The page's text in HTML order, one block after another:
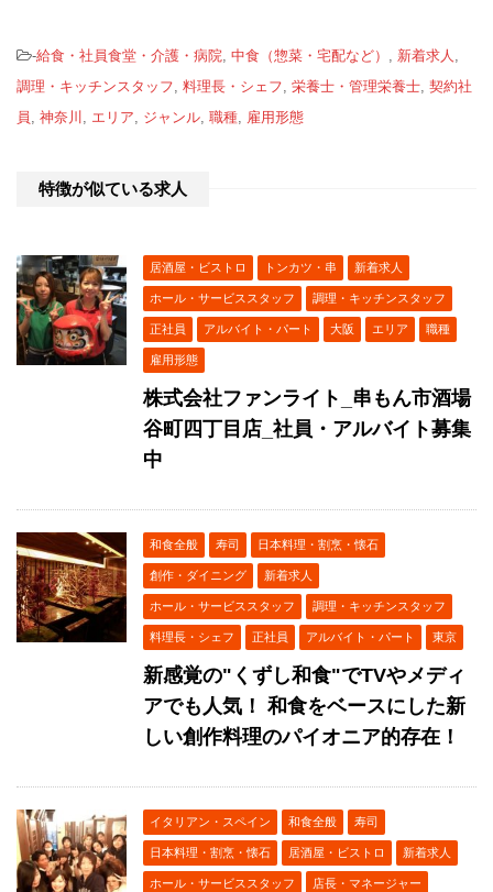
-給食・社員食堂・介護・病院, 中食（惣菜・宅配など） , 新着求人 ,
調理・キッチンスタッフ, 料理長・シェフ, 栄養士・管理栄養士, 契約社
員 , 神奈川 , エリア, ジャンル, 職種, 雇用形態
特徴が似ている求人
居酒屋・ビストロ トンカツ・串 新着求人
ホール・サービススタッフ 調理・キッチンスタッフ
正社員 アルバイト・パート 大阪 エリア 職種
雇用形態
株式会社ファンライト_串もん市酒場
谷町四丁目店_社員・アルバイト募集
中
和食全般 寿司 日本料理・割烹・懐石
創作・ダイニング 新着求人
ホール・サービススタッフ 調理・キッチンスタッフ
料理長・シェフ 正社員 アルバイト・パート 東京
新感覚の"くずし和食"でTVやメディ
アでも人気！ 和食をベースにした新
しい創作料理のパイオニア的存在！
イタリアン・スペイン 和食全般 寿司
日本料理・割烹・懐石 居酒屋・ビストロ 新着求人
ホール・サービススタッフ 店長・マネージャー